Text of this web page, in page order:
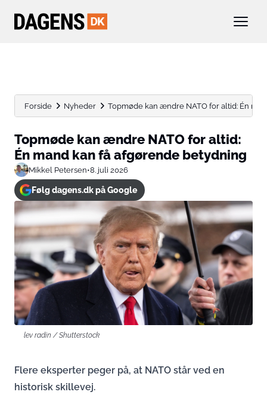
Forside Nyheder Topmøde kan ændre NATO for altid: Én
Topmøde kan ændre NATO for altid:
Én mand kan få afgørende betydning
Mikkel Petersen•8. juli 2026
Følg dagens.dk på Google
lev radin / Shutterstock
Flere eksperter peger på, at NATO står ved en
historisk skillevej.